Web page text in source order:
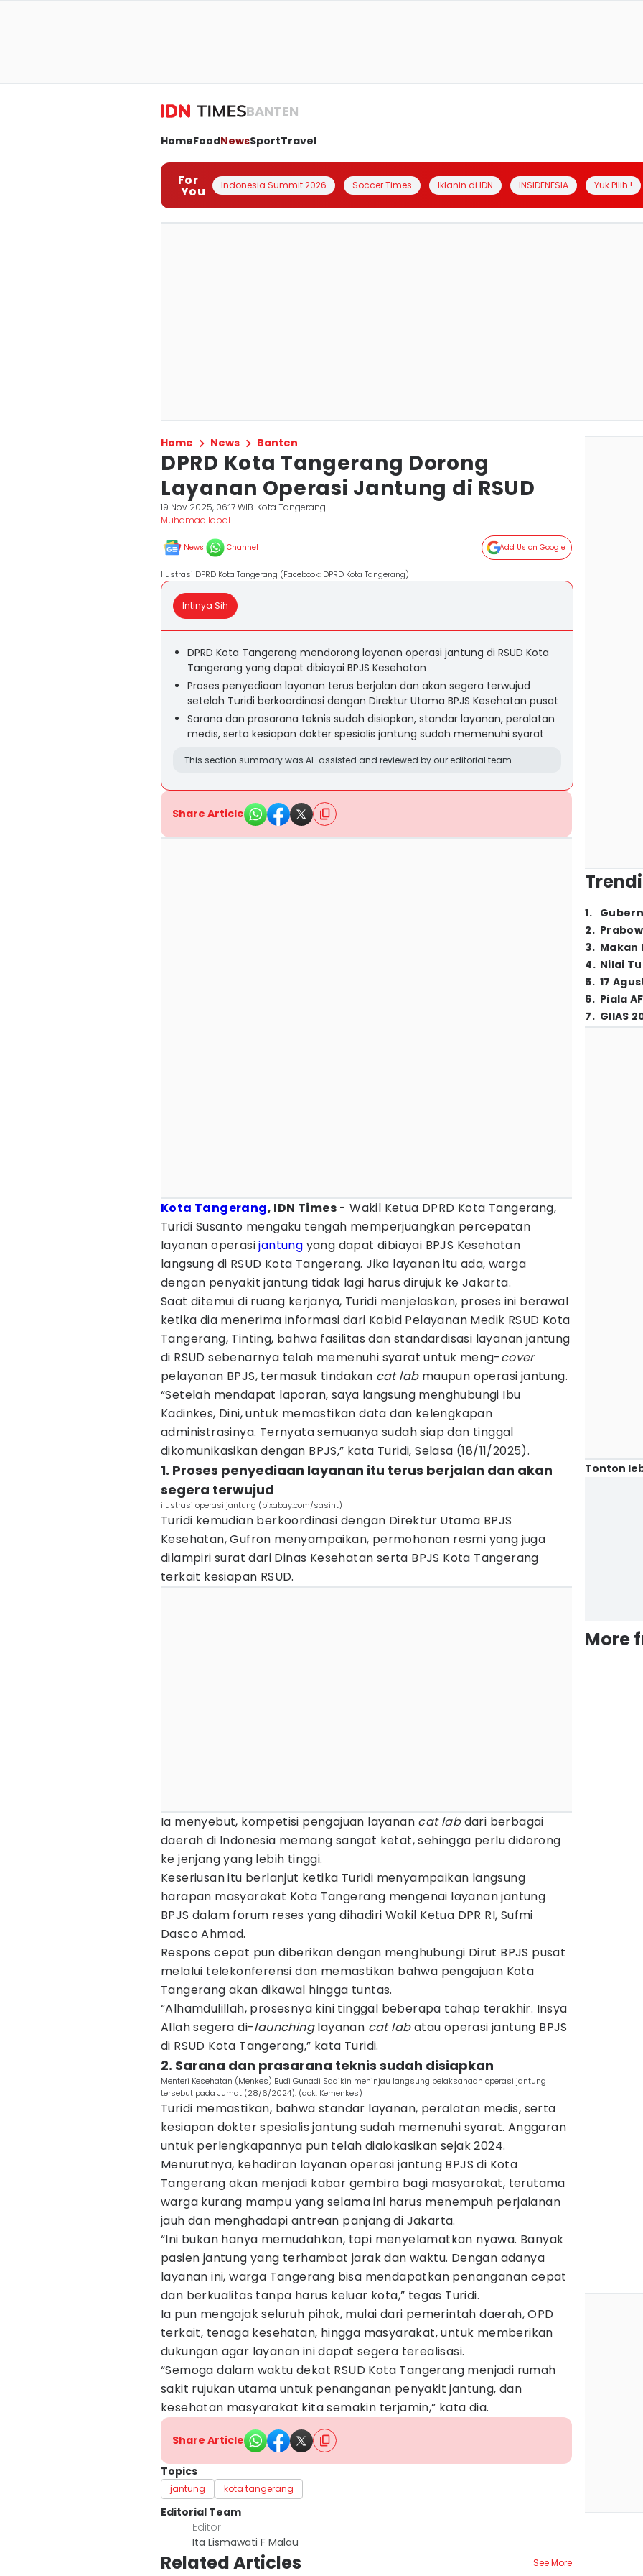
BANTEN
HomeFoodNewsSportTravel
For
You Indonesia Summit 2026 Soccer Times Iklanin di IDN INSIDENESIA Yuk Pilih !
Home News Banten
DPRD Kota Tangerang Dorong
Layanan Operasi Jantung di RSUD
19 Nov 2025, 06:17 WIB Kota Tangerang
Muhamad Iqbal
News Channel Add Us on Google
Ilustrasi DPRD Kota Tangerang (Facebook: DPRD Kota Tangerang)
Intinya Sih
DPRD Kota Tangerang mendorong layanan operasi jantung di RSUD Kota
Tangerang yang dapat dibiayai BPJS Kesehatan
Proses penyediaan layanan terus berjalan dan akan segera terwujud
setelah Turidi berkoordinasi dengan Direktur Utama BPJS Kesehatan pusat
Sarana dan prasarana teknis sudah disiapkan, standar layanan, peralatan
medis, serta kesiapan dokter spesialis jantung sudah memenuhi syarat
This section summary was AI-assisted and reviewed by our editorial team.
Share Article
Kota Tangerang, IDN Times - Wakil Ketua DPRD Kota Tangerang,
Turidi Susanto mengaku tengah memperjuangkan percepatan
layanan operasijantung yang dapat dibiayai BPJS Kesehatan
langsung di RSUD Kota Tangerang. Jika layanan itu ada, warga
dengan penyakit jantung tidak lagi harus dirujuk ke Jakarta.
Saat ditemui di ruang kerjanya, Turidi menjelaskan, proses ini berawal
ketika dia menerima informasi dari Kabid Pelayanan Medik RSUD Kota
Tangerang, Tinting, bahwa fasilitas dan standardisasi layanan jantung
di RSUD sebenarnya telah memenuhi syarat untuk meng-cover
pelayanan BPJS, termasuk tindakan cat labmaupun operasi jantung.
“Setelah mendapat laporan, saya langsung menghubungi Ibu
Kadinkes, Dini, untuk memastikan data dan kelengkapan
administrasinya. Ternyata semuanya sudah siap dan tinggal
dikomunikasikan dengan BPJS,” kata Turidi, Selasa (18/11/2025).
1. Proses penyediaan layanan itu terus berjalan dan akan
segera terwujud
ilustrasi operasi jantung (pixabay.com/sasint)
Turidi kemudian berkoordinasi dengan Direktur Utama BPJS
Kesehatan, Gufron menyampaikan, permohonan resmi yang juga
dilampiri surat dari Dinas Kesehatan serta BPJS Kota Tangerang
terkait kesiapan RSUD.
Ia menyebut, kompetisi pengajuan layanan cat labdari berbagai
daerah di Indonesia memang sangat ketat, sehingga perlu didorong
ke jenjang yang lebih tinggi.
Keseriusan itu berlanjut ketika Turidi menyampaikan langsung
harapan masyarakat Kota Tangerang mengenai layanan jantung
BPJS dalam forum reses yang dihadiri Wakil Ketua DPR RI, Sufmi
Dasco Ahmad.
Respons cepat pun diberikan dengan menghubungi Dirut BPJS pusat
melalui telekonferensi dan memastikan bahwa pengajuan Kota
Tangerang akan dikawal hingga tuntas.
“Alhamdulillah, prosesnya kini tinggal beberapa tahap terakhir. Insya
Allah segera di-launchinglayanan cat labatau operasi jantung BPJS
di RSUD Kota Tangerang,” kata Turidi.
2. Sarana dan prasarana teknis sudah disiapkan
Menteri Kesehatan (Menkes) Budi Gunadi Sadikin meninjau langsung pelaksanaan operasi jantung
tersebut pada Jumat (28/6/2024). (dok. Kemenkes)
Turidi memastikan, bahwa standar layanan, peralatan medis, serta
kesiapan dokter spesialis jantung sudah memenuhi syarat. Anggaran
untuk perlengkapannya pun telah dialokasikan sejak 2024.
Menurutnya, kehadiran layanan operasi jantung BPJS di Kota
Tangerang akan menjadi kabar gembira bagi masyarakat, terutama
warga kurang mampu yang selama ini harus menempuh perjalanan
jauh dan menghadapi antrean panjang di Jakarta.
“Ini bukan hanya memudahkan, tapi menyelamatkan nyawa. Banyak
pasien jantung yang terhambat jarak dan waktu. Dengan adanya
layanan ini, warga Tangerang bisa mendapatkan penanganan cepat
dan berkualitas tanpa harus keluar kota,” tegas Turidi.
Ia pun mengajak seluruh pihak, mulai dari pemerintah daerah, OPD
terkait, tenaga kesehatan, hingga masyarakat, untuk memberikan
dukungan agar layanan ini dapat segera terealisasi.
“Semoga dalam waktu dekat RSUD Kota Tangerang menjadi rumah
sakit rujukan utama untuk penanganan penyakit jantung, dan
kesehatan masyarakat kita semakin terjamin,” kata dia.
Share Article
Topics
jantung kota tangerang
Editorial Team
Editor
Ita Lismawati F Malau
Related Articles See More
1.
2.
3. Makan
4. Nilai
5. 17
6. Piala
7. GIIAS
Tonton
More